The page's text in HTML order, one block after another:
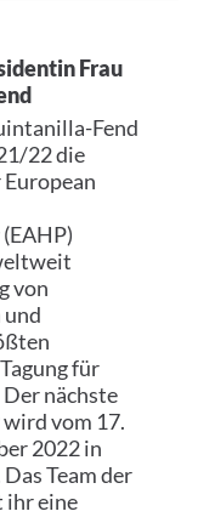
Frau
Fend
22 die
von
für
nächste
vom 17.
2022 in
Team der
ihr eine